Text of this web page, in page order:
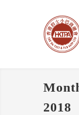
2018